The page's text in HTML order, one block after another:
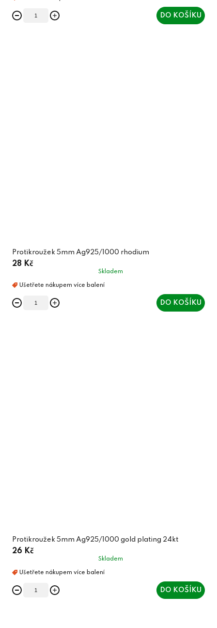
DO KOŠÍKU
Protikroužek 5mm Ag925/1000 rhodium
28 Kč
Skladem
DO KOŠÍKU
Protikroužek 5mm Ag925/1000 gold plating 24kt
26 Kč
Skladem
DO KOŠÍKU